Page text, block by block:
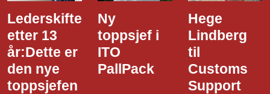
Ny
toppsjef i
ITO
PallPack
Hege
Lindberg
til
Customs
Dette er
den nye
i Narvik
Havn